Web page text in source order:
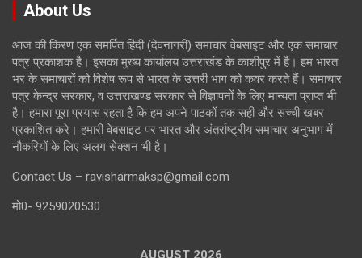
About Us
आज की किरण एक समर्पित हिंदी (देवनागरी) समाचार वेबसाइट और एक समाचार
पत्र प्रकाशक है। इसका मुख्य कार्यालय उत्तराखंड के काशीपुर में है। हम भारत
भर के समाचारों को विशेष रूप से भारत के उत्तरी भाग को कवर करते हैं। समाचार
पत्र केन्द्र सरकार, व उत्तराखण्ड सरकार से विज्ञापनों के लिए मान्यता प्राप्त भी
है। हमारा पूरा प्रयास रहता है कि हम अपने पाठकों तक सही और सच्ची खबर
प्रकाशित करे। हमारी वेबसाइट पर भारत और अंतर्राष्ट्रीय समाचार अनुभाग में
नौकरियों के लिए अलग सेक्शन भी है।
Contact Us – ravisharmaksp@gmail.com
मो0- 9259020530
AUGUST 2026